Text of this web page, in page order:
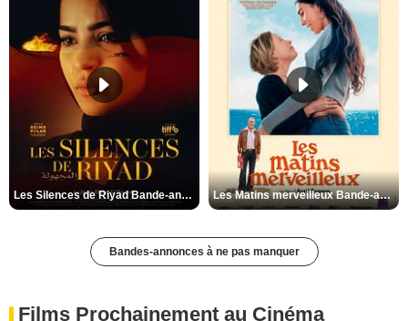
Les Silences de Riyad Bande-annonce VO STFR Les Matins merveilleux Bande-annonce VF
Bandes-annonces à ne pas manquer
Films Prochainement au Cinéma